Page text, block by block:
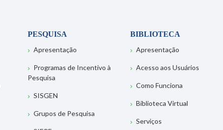
PESQUISA
Apresentação
Programas de Incentivo à
Pesquisa
SISGEN
Grupos de Pesquisa
BIBLIOTECA
Apresentação
Acesso aos Usuários
Como Funciona
Biblioteca Virtual
Serviços